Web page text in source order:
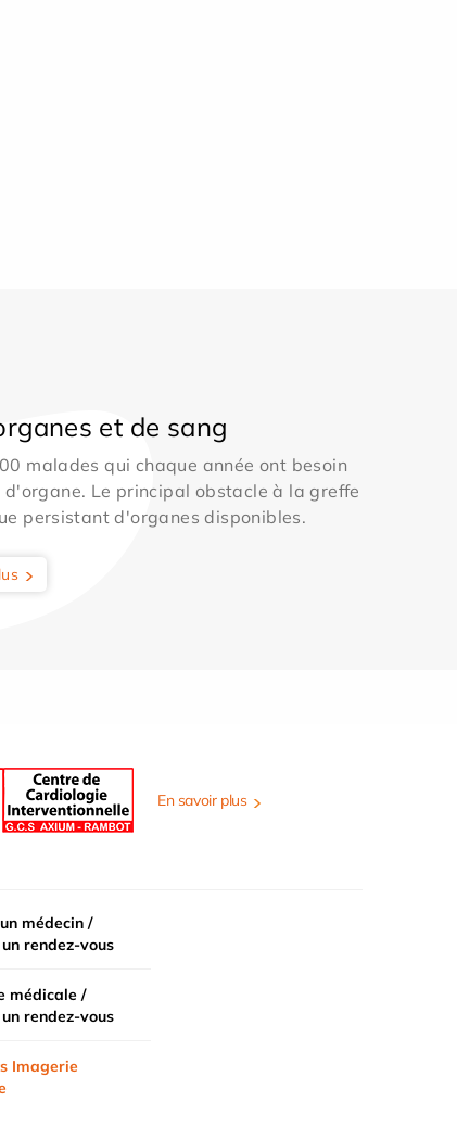
et de sang
malades qui chaque année ont besoin
Le principal obstacle à la greffe
persistant d'organes disponibles.
En savoir plus
médecin /
rendez-vous
médicale /
rendez-vous
Imagerie